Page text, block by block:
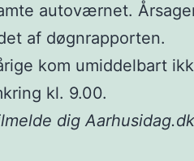
autoværnet.
af døgnrapporten.
kom umiddelbart
kl. 9.00.
dig